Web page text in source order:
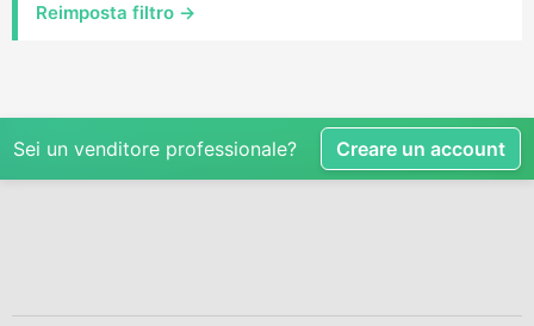
Reimposta filtro →
Sei un venditore professionale? Creare un account